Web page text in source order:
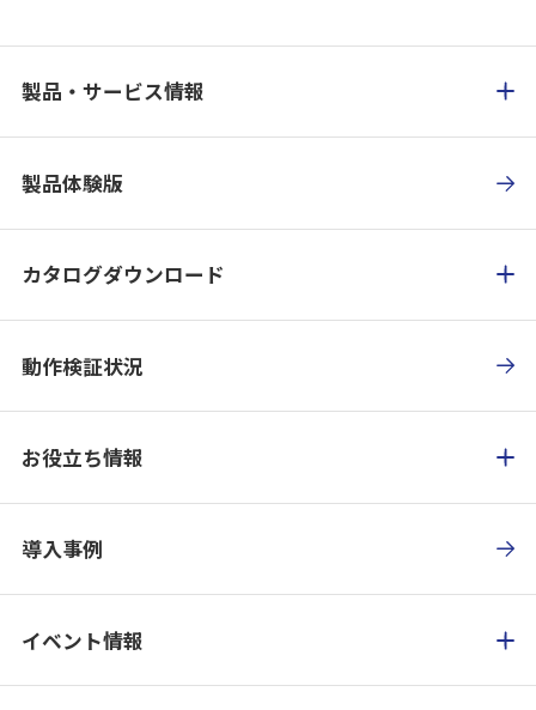
製品・サービス情報
製品体験版
カタログダウンロード
動作検証状況
お役立ち情報
導入事例
イベント情報